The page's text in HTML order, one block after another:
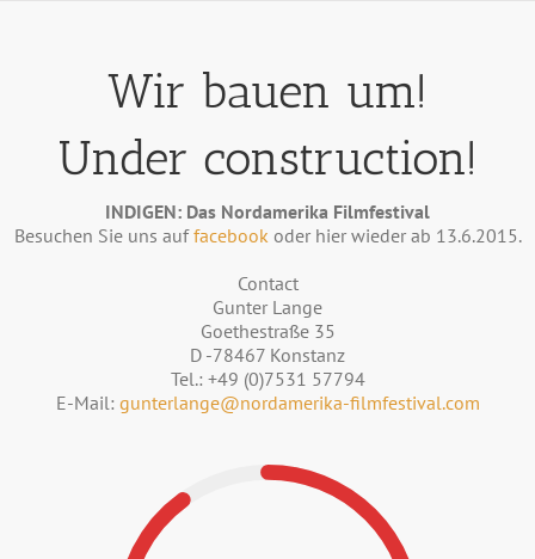
Wir bauen um!
Under construction!
INDIGEN: Das Nordamerika Filmfestival
Besuchen Sie uns auffacebook oder hier wieder ab 13.6.2015.
Contact
Gunter Lange
Goethestraße 35
D -78467 Konstanz
Tel.: +49 (0)7531 57794
E-Mail: gunterlange@nordamerika-filmfestival.com